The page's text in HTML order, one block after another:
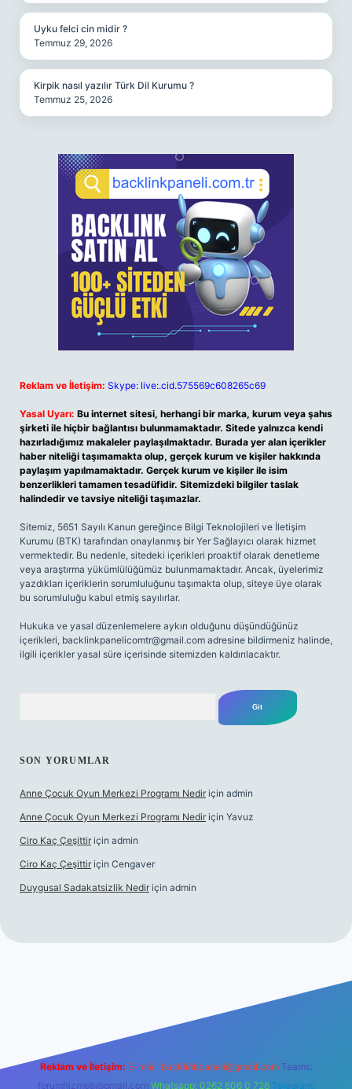
Uyku felci cin midir ?
Temmuz 29, 2026
Kirpik nasıl yazılır Türk Dil Kurumu ?
Temmuz 25, 2026
Reklam ve İletişim: Skype: live:.cid.575569c608265c69
Yasal Uyarı: Bu internet sitesi, herhangi bir marka, kurum veya şahıs
şirketi ile hiçbir bağlantısı bulunmamaktadır. Sitede yalnızca kendi
hazırladığımız makaleler paylaşılmaktadır. Burada yer alan içerikler
haber niteliği taşımamakta olup, gerçek kurum ve kişiler hakkında
paylaşım yapılmamaktadır. Gerçek kurum ve kişiler ile isim
benzerlikleri tamamen tesadüfidir. Sitemizdeki bilgiler taslak
halindedir ve tavsiye niteliği taşımazlar.
Sitemiz, 5651 Sayılı Kanun gereğince Bilgi Teknolojileri ve İletişim
Kurumu (BTK) tarafından onaylanmış bir Yer Sağlayıcı olarak hizmet
vermektedir. Bu nedenle, sitedeki içerikleri proaktif olarak denetleme
veya araştırma yükümlülüğümüz bulunmamaktadır. Ancak, üyelerimiz
yazdıkları içeriklerin sorumluluğunu taşımakta olup, siteye üye olarak
bu sorumluluğu kabul etmiş sayılırlar.
Hukuka ve yasal düzenlemelere aykırı olduğunu düşündüğünüz
içerikleri, backlinkpanelicomtr@gmail.com adresine bildirmeniz halinde,
ilgili içerikler yasal süre içerisinde sitemizden kaldırılacaktır.
SON YORUMLAR
Anne Çocuk Oyun Merkezi Programı Nedir için admin
Anne Çocuk Oyun Merkezi Programı Nedir için Yavuz
Ciro Kaç Çeşittir için admin
Ciro Kaç Çeşittir için Cengaver
Duygusal Sadakatsizlik Nedir için admin
elexbetgiris.org
Reklam ve İletişim: E-mail: backlinkpaneli@gmail.com Teams:
forumhizmeti@gmail.com Whatsapp: 0262 606 0 726 Telegram: